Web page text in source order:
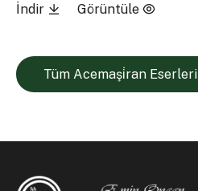
İndir Görüntüle
Tüm Acemaşi̇ran Eserleri